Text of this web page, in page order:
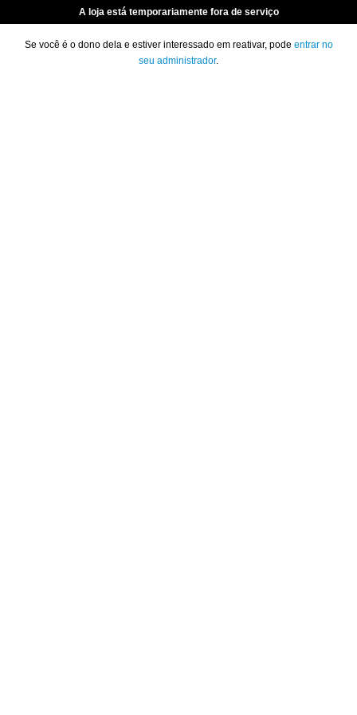
A loja está temporariamente fora de serviço
Se você é o dono dela e estiver interessado em reativar, pode entrar no
seu administrador.